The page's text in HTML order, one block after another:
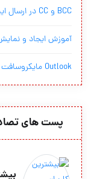
BCC و CC در ارسال ایمیل چیست؟...
آموزش ایجاد و نمایش
Outlook مایکروسافت با Drive گوگل سازگ...
پست های